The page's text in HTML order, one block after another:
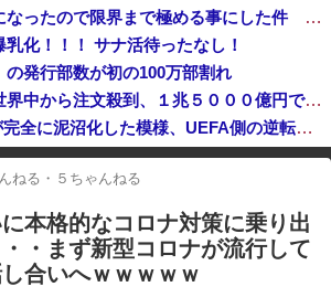
超能力が使えるようになったので限界まで極める事にした件 その８
乳化！！！ サナ活待ったなし！
の発行部数が初の100万部割れ
「日本製メモリ」に世界中から注文殺到、１兆５０００億円で工場増築へ
UEFAとFIFAの争いが完全に泥沼化した模様、UEFA側の逆転敗北すらあり得るような情勢に……
「あきれてモノが言えない」「国を維持できるの？」外国人の永住許可要件の厳格化で在日中国人の本音は？
れなくなったり、サイト全体のレイアウトが崩れ
ねる・５ちゃんねる
本格的なコロナ対策に乗り出
・まず新型コロナが流行して
合いへｗｗｗｗｗ